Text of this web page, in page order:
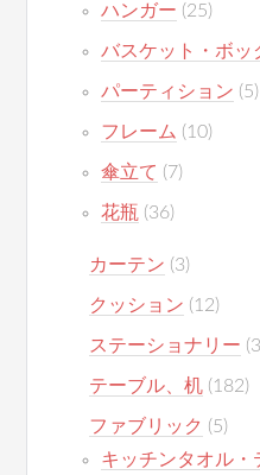
ハンガー (25)
バスケット・ボッ
パーティション (5)
フレーム (10)
傘立て (7)
花瓶 (36)
カーテン (3)
クッション (12)
ステーショナリー
テーブル、机 (182)
ファブリック (5)
キッチンタオル・